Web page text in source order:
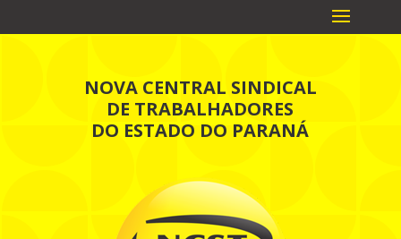
NOVA CENTRAL SINDICAL
DE TRABALHADORES
DO ESTADO DO PARANÁ